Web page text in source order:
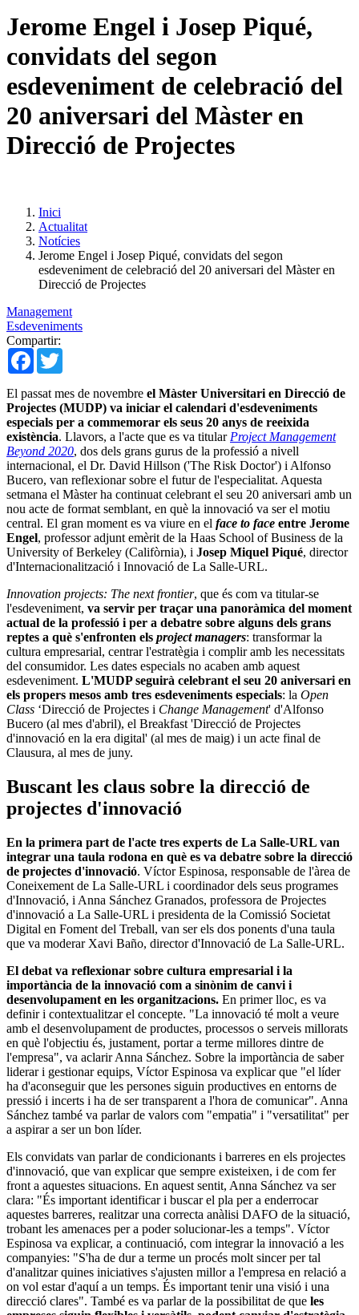
Jerome Engel i Josep Piqué,
convidats del segon
esdeveniment de celebració del
20 aniversari del Màster en
Direcció de Projectes
Inici
Actualitat
Notícies
Jerome Engel i Josep Piqué, convidats del segon
esdeveniment de celebració del 20 aniversari del Màster en
Direcció de Projectes
Management
Esdeveniments
Compartir:
Facebook
El passat mes de novembre el Màster Universitari en Direcció de
Projectes (MUDP) va iniciar el calendari d'esdeveniments
especials per a commemorar els seus 20 anys de reeixida
existència. Llavors, a l'acte que es va titular Project Management
Beyond 2020, dos dels grans gurus de la professió a nivell
internacional, el Dr. David Hillson ('The Risk Doctor') i Alfonso
Bucero, van reflexionar sobre el futur de l'especialitat. Aquesta
setmana el Màster ha continuat celebrant el seu 20 aniversari amb un
nou acte de format semblant, en què la innovació va ser el motiu
central. El gran moment es va viure en el face to face entre Jerome
Engel, professor adjunt emèrit de la Haas School of Business de la
University of Berkeley (Califòrnia), i Josep Miquel Piqué, director
d'Internacionalització i Innovació de La Salle-URL.
Innovation projects: The next frontier, que és com va titular-se
l'esdeveniment, va servir per traçar una panoràmica del moment
actual de la professió i per a debatre sobre alguns dels grans
reptes a què s'enfronten els project managers: transformar la
cultura empresarial, centrar l'estratègia i complir amb les necessitats
del consumidor. Les dates especials no acaben amb aquest
esdeveniment. L'MUDP seguirà celebrant el seu 20 aniversari en
els propers mesos amb tres esdeveniments especials: la Open
Class ‘Direcció de Projectes i Change Management' d'Alfonso
Bucero (al mes d'abril), el Breakfast 'Direcció de Projectes
d'innovació en la era digital' (al mes de maig) i un acte final de
Clausura, al mes de juny.
Buscant les claus sobre la direcció de
projectes d'innovació
En la primera part de l'acte tres experts de La Salle-URL van
integrar una taula rodona en què es va debatre sobre la direcció
de projectes d'innovació. Víctor Espinosa, responsable de l'àrea de
Coneixement de La Salle-URL i coordinador dels seus programes
d'Innovació, i Anna Sánchez Granados, professora de Projectes
d'innovació a La Salle-URL i presidenta de la Comissió Societat
Digital en Foment del Treball, van ser els dos ponents d'una taula
que va moderar Xavi Baño, director d'Innovació de La Salle-URL.
El debat va reflexionar sobre cultura empresarial i la
importància de la innovació com a sinònim de canvi i
desenvolupament en les organitzacions. En primer lloc, es va
definir i contextualitzar el concepte. "La innovació té molt a veure
amb el desenvolupament de productes, processos o serveis millorats
en què l'objectiu és, justament, portar a terme millores dintre de
l'empresa", va aclarir Anna Sánchez. Sobre la importància de saber
liderar i gestionar equips, Víctor Espinosa va explicar que "el líder
ha d'aconseguir que les persones siguin productives en entorns de
pressió i incerts i ha de ser transparent a l'hora de comunicar". Anna
Sánchez també va parlar de valors com "empatia" i "versatilitat" per
a aspirar a ser un bon líder.
Els convidats van parlar de condicionants i barreres en els projectes
d'innovació, que van explicar que sempre existeixen, i de com fer
front a aquestes situacions. En aquest sentit, Anna Sánchez va ser
clara: "És important identificar i buscar el pla per a enderrocar
aquestes barreres, realitzar una correcta anàlisi DAFO de la situació,
trobant les amenaces per a poder solucionar-les a temps". Víctor
Espinosa va explicar, a continuació, com integrar la innovació a les
companyies: "S'ha de dur a terme un procés molt sincer per tal
d'analitzar quines iniciatives s'ajusten millor a l'empresa en relació a
on vol estar d'aquí a un temps. És important tenir una visió i una
direcció clares". També es va parlar de la possibilitat de que les